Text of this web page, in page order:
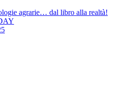
agrarie… dal libro alla realtà!